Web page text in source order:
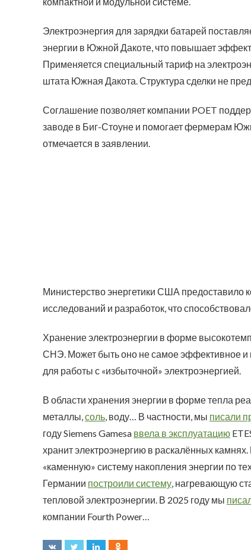
Электроэнергия для зарядки батарей
энергии в Южной Дакоте, что повышает
Применяется специальный тариф на
штата Южная Дакота. Структура сделки не
Соглашение позволяет компании POET
заводе в Биг-Стоуне и помогает фермерам
отмечается в заявлении.
Министерство энергетики США предоставило
исследований и разработок, что
Хранение электроэнергии в форме
СНЭ. Может быть оно не самое эффективное
для работы с «избыточной» электроэнергией.
В области хранения энергии в форме тепла
металлы,соль, воду… В частности, мы писали
году Siemens Gamesa ввела в эксплуатацию
хранит электроэнергию в раскалённых камнях.
«каменную» систему накопления энергии по
Германии построили систему, нагревающую
тепловой электроэнергии. В 2025 году мы
компании Fourth Power…